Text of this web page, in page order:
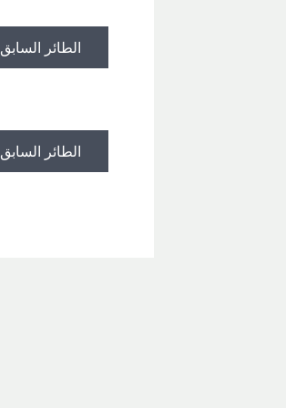
الطائر السابق
الطائر السابق